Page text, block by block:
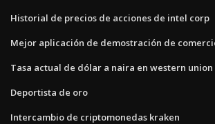
Historial de precios de acciones de intel corp
Mejor aplicación de demostración de
Tasa actual de dólar a naira en western union
Deportista de oro
Intercambio de criptomonedas kraken